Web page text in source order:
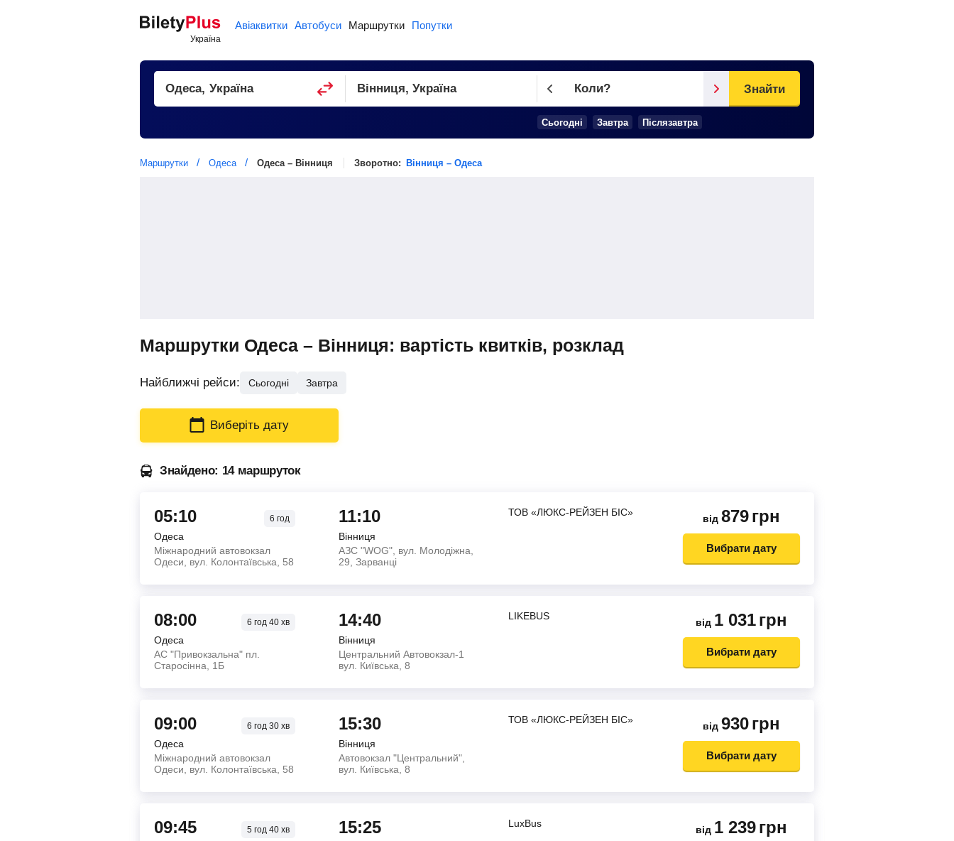
Авіаквитки Автобуси Маршрутки Попутки
Коли?
Cьогодні Завтра Післязавтра
Знайти
Маршрутки Одеса Одеса – Вінниця Зворотно: Вінниця – Одеса
Маршрутки Одеса – Вінниця: вартість квитків, розклад
Найближчі рейси: Сьогодні Завтра
Виберіть дату
Знайдено: 14 маршруток
05:10 6 год
Одеса
Міжнародний автовокзал
Одеси, вул. Колонтаївська, 58
11:10
Вінниця
АЗС "WOG", вул. Молодіжна,
29, Зарванці
ТОВ «ЛЮКС-РЕЙЗЕН БІС»
від 879грн
Вибрати дату
08:00 6 год40 хв
Одеса
АС "Привокзальна" пл.
Старосінна, 1Б
14:40
Вінниця
Центральний Автовокзал-1
вул. Київська, 8
LIKEBUS
від 1 031грн
Вибрати дату
09:00 6 год30 хв
Одеса
Міжнародний автовокзал
Одеси, вул. Колонтаївська, 58
15:30
Вінниця
Автовокзал "Центральний",
вул. Київська, 8
ТОВ «ЛЮКС-РЕЙЗЕН БІС»
від 930грн
Вибрати дату
09:45 5 год40 хв 15:25 LuxBus
від 1 239грн